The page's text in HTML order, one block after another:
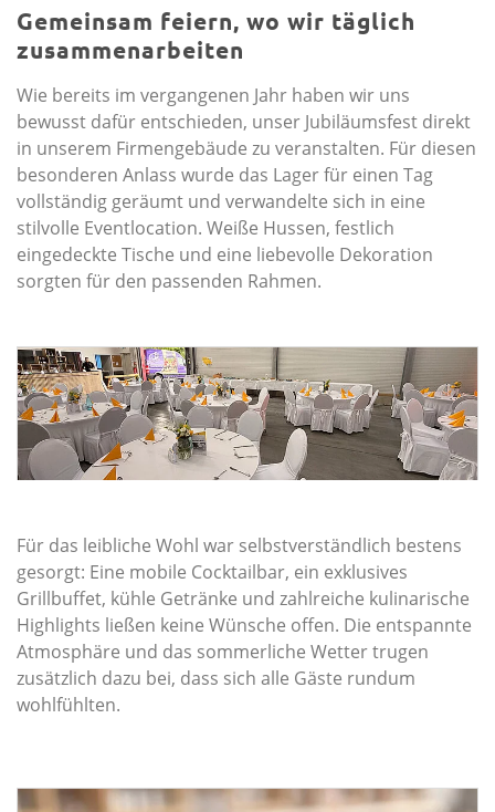
Gemeinsam feiern, wo wir täglich
zusammenarbeiten
Wie bereits im vergangenen Jahr haben wir uns
bewusst dafür entschieden, unser Jubiläumsfest direkt
in unserem Firmengebäude zu veranstalten. Für diesen
besonderen Anlass wurde das Lager für einen Tag
vollständig geräumt und verwandelte sich in eine
stilvolle Eventlocation. Weiße Hussen, festlich
eingedeckte Tische und eine liebevolle Dekoration
sorgten für den passenden Rahmen.
Für das leibliche Wohl war selbstverständlich bestens
gesorgt: Eine mobile Cocktailbar, ein exklusives
Grillbuffet, kühle Getränke und zahlreiche kulinarische
Highlights ließen keine Wünsche offen. Die entspannte
Atmosphäre und das sommerliche Wetter trugen
zusätzlich dazu bei, dass sich alle Gäste rundum
wohlfühlten.